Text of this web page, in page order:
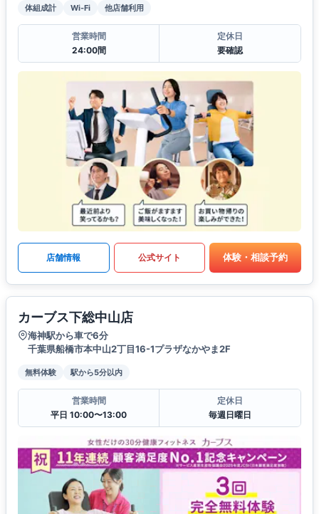
体組成計 Wi-Fi 他店舗利用
営業時間
24:00間
定休日
要確認
店舗情報 公式サイト 体験・相談予約
カーブス下総中山店
海神駅から車で6分
千葉県船橋市本中山2丁目16-1プラザなかやま2F
無料体験 駅から5分以内
営業時間
平日 10:00〜13:00
定休日
毎週日曜日